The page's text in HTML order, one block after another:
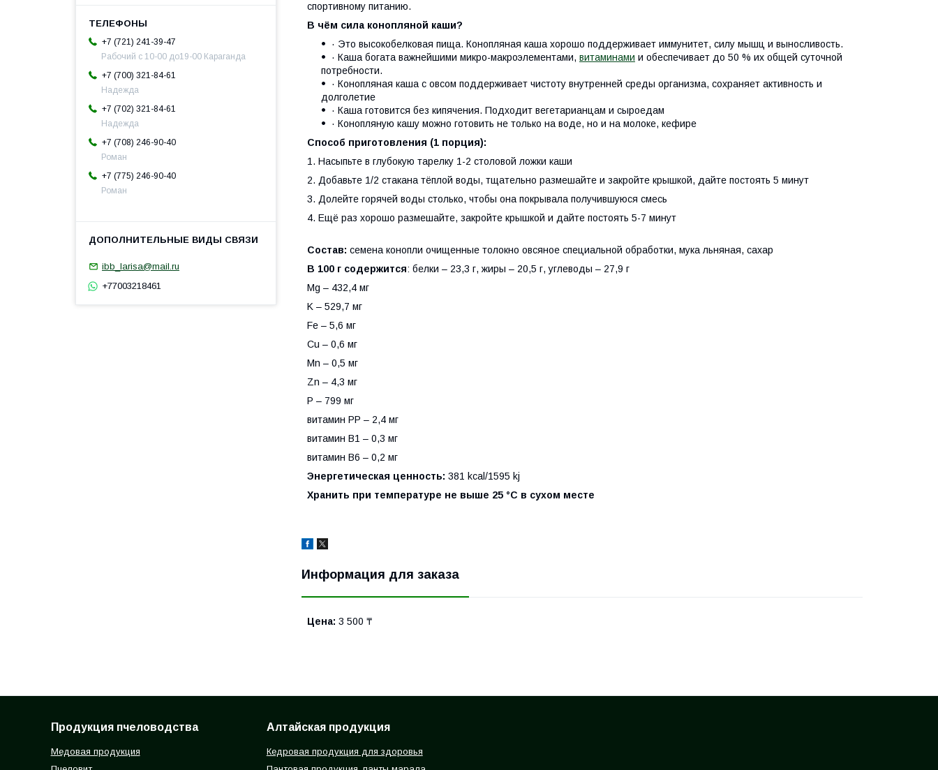
спортивному питанию.
В чём сила конопляной каши?
· Это высокобелковая пища. Конопляная каша хорошо поддерживает иммунитет, силу мышц и выносливость.
· Каша богата важнейшими микро-макроэлементами, витаминами и обеспечивает до 50 % их общей суточной
потребности.
· Конопляная каша с овсом поддерживает чистоту внутренней среды организма, сохраняет активность и
долголетие
· Каша готовится без кипячения. Подходит вегетарианцам и сыроедам
· Конопляную кашу можно готовить не только на воде, но и на молоке, кефире
Способ приготовления (1 порция):
1. Насыпьте в глубокую тарелку 1-2 столовой ложки каши
2. Добавьте 1/2 стакана тёплой воды, тщательно размешайте и закройте крышкой, дайте постоять 5 минут
3. Долейте горячей воды столько, чтобы она покрывала получившуюся смесь
4. Ещё раз хорошо размешайте, закройте крышкой и дайте постоять 5-7 минут
Состав: семена конопли очищенные толокно овсяное специальной обработки, мука льняная, сахар
В 100 г содержится: белки – 23,3 г, жиры – 20,5 г, углеводы – 27,9 г
Mg – 432,4 мг
K – 529,7 мг
Fе – 5,6 мг
Cu – 0,6 мг
Mn – 0,5 мг
Zn – 4,3 мг
P – 799 мг
витамин PP – 2,4 мг
витамин B1 – 0,3 мг
витамин B6 – 0,2 мг
Энергетическая ценность: 381 kcal/1595 kj
Хранить при температуре не выше 25 °С в сухом месте
Информация для заказа
Цена: 3 500 ₸
+7 (721) 241-39-47
Рабочий с 10-00 до19-00 Караганда
+7 (700) 321-84-61
Надежда
+7 (702) 321-84-61
Надежда
+7 (708) 246-90-40
Роман
+7 (775) 246-90-40
Роман
ibb_larisa@mail.ru
+77003218461
Продукция пчеловодства
Медовая продукция
Алтайская продукция
Кедровая продукция для здоровья